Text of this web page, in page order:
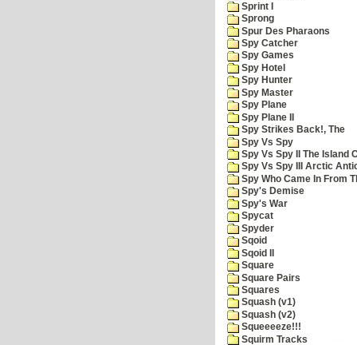
Sprint I
Sprong
Spur Des Pharaons
Spy Catcher
Spy Games
Spy Hotel
Spy Hunter
Spy Master
Spy Plane
Spy Plane II
Spy Strikes Back!, The
Spy Vs Spy
Spy Vs Spy II The Island
Spy Vs Spy III Arctic
Spy Who Came In From
Spy's Demise
Spy's War
Spycat
Spyder
Sqoid
Sqoid II
Square
Square Pairs
Squares
Squash (v1)
Squash (v2)
Squeeeeze!!!
Squirm Tracks